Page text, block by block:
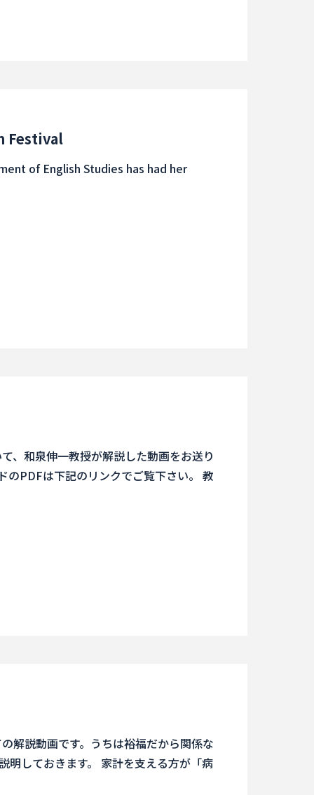
Festival
of English Studies has had her
、和泉伸一教授が解説した動画をお送り
PDFは下記のリンクでご覧下さい。 教
解説動画です。うちは裕福だから関係な
明しておきます。 家計を支える方が「病